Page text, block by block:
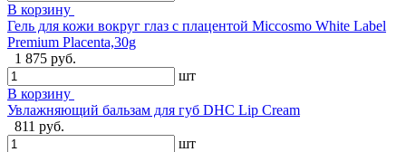
В корзину
Гель для кожи вокруг глаз с плацентой Miccosmo White Label
Premium Placenta,30g
1 875 руб.
шт
В корзину
Увлажняющий бальзам для губ DHC Lip Cream
811 руб.
шт